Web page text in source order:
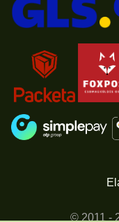
© 2011 -